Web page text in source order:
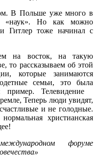
В Польше уже много в
«наук». Но как можно
Гитлер тоже начинал с
на восток, на такую
то рассказываем об этой
которые занимаются
семьи, это была
пример. Телевидение
Теперь люди увидят,
и не голодные.
христианская
форуме